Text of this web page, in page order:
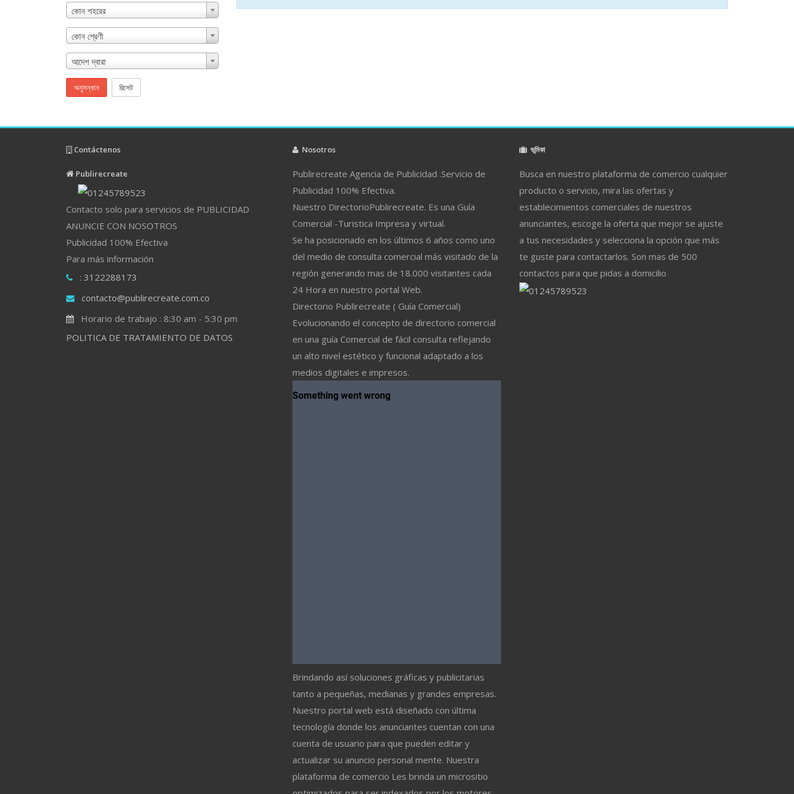
কোন শহরের
কোন শ্রেণী
আদেশ দ্বারা
অনুসন্ধান রিসেট
Contáctenos
Publirecreate
Contacto solo para servicios de PUBLICIDAD
ANUNCIE CON NOSOTROS
Publicidad 100% Efectiva
Para más información
: 3122288173
contacto@publirecreate.com.co
Horario de trabajo : 8:30 am - 5:30 pm
POLITICA DE TRATAMIENTO DE DATOS
Nosotros
Publirecreate Agencia de Publicidad .Servicio de
Publicidad 100% Efectiva.
Nuestro DirectorioPublirecreate. Es una Guía
Comercial -Turistica Impresa y virtual.
Se ha posicionado en los últimos 6 años como uno
del medio de consulta comercial más visitado de la
región generando mas de 18.000 visitantes cada
24 Hora en nuestro portal Web.
Directorio Publirecreate ( Guía Comercial)
Evolucionando el concepto de directorio comercial
en una guía Comercial de fácil consulta reflejando
un alto nivel estético y funcional adaptado a los
medios digitales e impresos.
Brindando así soluciones gráficas y publicitarias
tanto a pequeñas, medianas y grandes empresas.
Nuestro portal web está diseñado con última
tecnología donde los anunciantes cuentan con una
cuenta de usuario para que pueden editar y
actualizar su anuncio personal mente. Nuestra
plataforma de comercio Les brinda un micrositio
ভূমিকা
Busca en nuestro plataforma de comercio cualquier
producto o servicio, mira las ofertas y
establecimientos comerciales de nuestros
anunciantes, escoge la oferta que mejor se ajuste
a tus necesidades y selecciona la opción que más
te guste para contactarlos. Son mas de 500
contactos para que pidas a domicilio